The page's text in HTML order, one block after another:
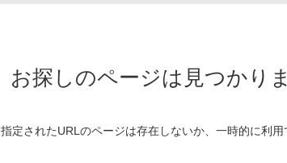
お探しのページは見つかり
指定されたURLのページは存在しないか、一時的に利用